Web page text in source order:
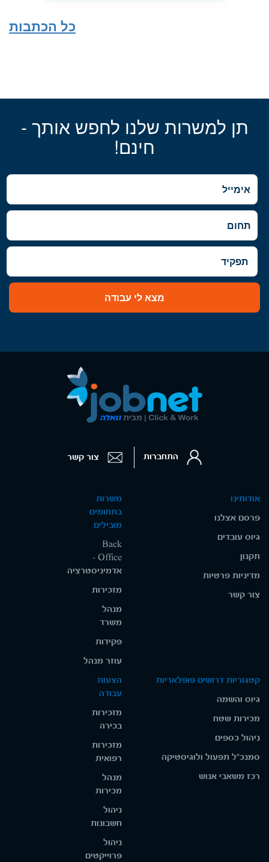
כל הכתבות
תן למשרות שלנו לחפש אותך -
חינם!
מצא לי עבודה
אודותינו
פרסם אצלנו
גיוס עובדים
תקנון
מדיניות פרטיות
צור קשר
משרות
בתחומים
מובילים
Back
Office -
אדמיניסטרציה
מזכירות
מנהל
משרד
פקידות
עוזר מנהל
קטגוריות דרושים פופלאריות
גיוס והשמה
מכירות שטח
ניהול כספים
סמנכ"ל תפעול ולוגיסטיקה
רכז משאבי אנוש
הצעות
עבודה
מזכירות
בכירה
מזכירות
רפואית
מנהל
מכירות
ניהול
חשבונות
ניהול
פרוייקטים